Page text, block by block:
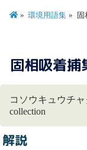
環境用語集 固
固相吸着捕
コソウキュウチャ
collection
解説